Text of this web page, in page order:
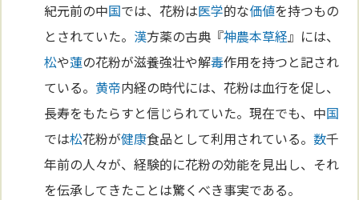
紀元前の中国では、花粉は医学的な価値を持つもの
とされていた。 漢方薬の古典『神農本草経』には、
松や蓮の花粉が滋養強壮や解毒作用を持つと記され
ている。 黄帝内経の時代には、花粉は血行を促し、
長寿をもたらすと信じられていた。現在でも、中国
では松花粉が健康食品として利用されている。数千
年前の人々が、経験的に花粉の効能を見出し、それ
を伝承してきたことは驚くべき事実である。